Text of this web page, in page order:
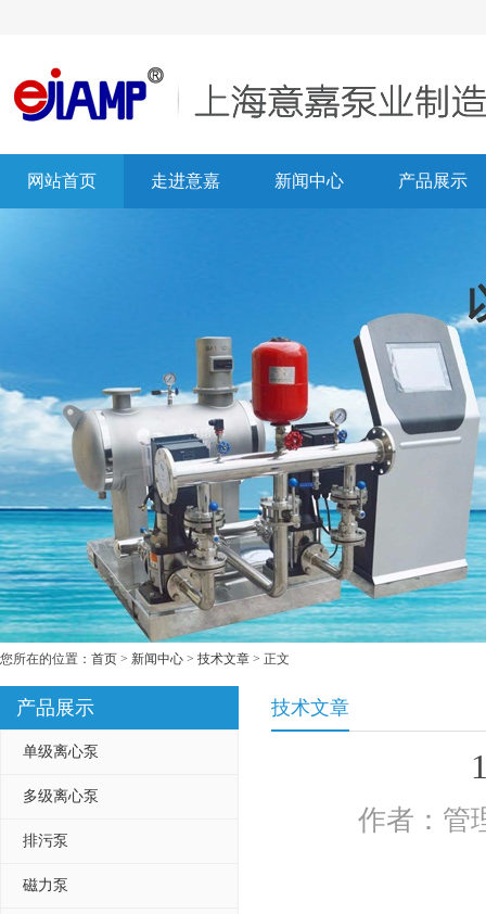
网站首页 走进意嘉 新闻中心 产品展示
您所在的位置： 首页 > 新闻中心 > 技术文章 > 正文
产品展示
单级离心泵
多级离心泵
排污泵
磁力泵
技术文章
作者：